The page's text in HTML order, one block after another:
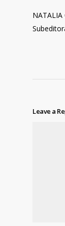
NATALIA
Leave a